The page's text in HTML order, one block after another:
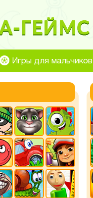
Игры для мальчиков